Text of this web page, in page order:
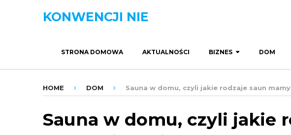
KONWENCJI NIE
STRONA DOMOWA AKTUALNOŚCI BIZNES DOM
HOME DOM Sauna w domu, czyli jakie rodzaje saun
Sauna w domu, czyli jakie